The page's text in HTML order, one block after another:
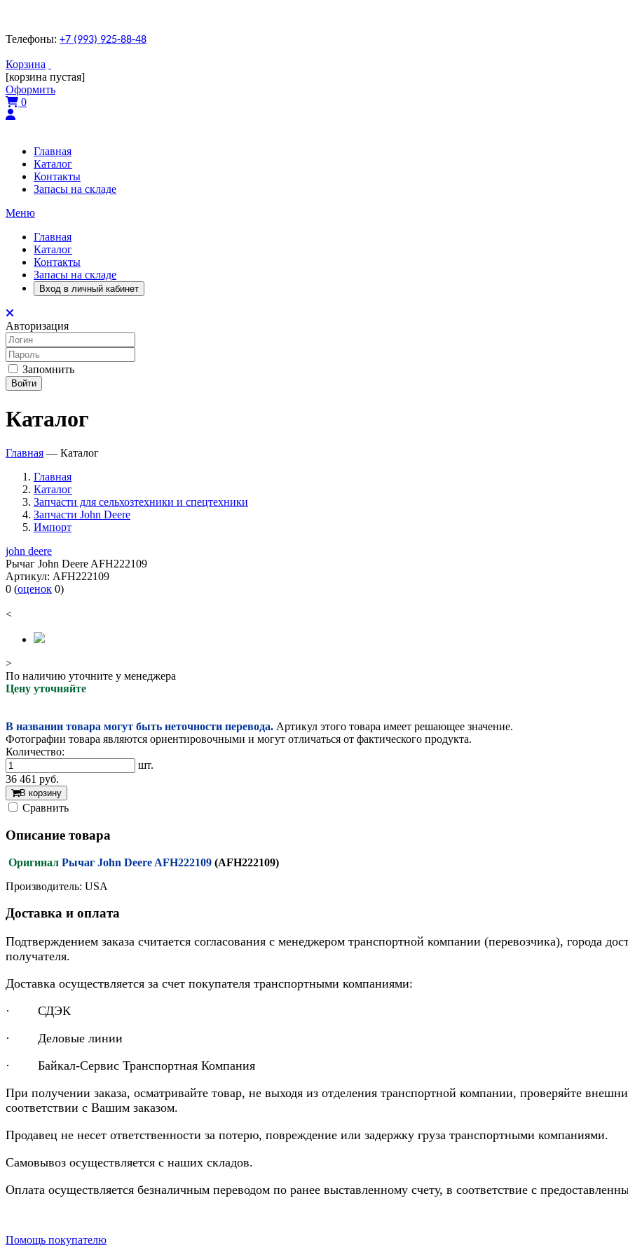
Телефоны: +7 (993) 925-88-48
Корзина
[корзина пустая]
Оформить
0
Главная
Каталог
Контакты
Запасы на складе
Меню
Главная
Каталог
Контакты
Запасы на складе
Вход в личный кабинет
Авторизация
Запомнить
Войти
Каталог
Главная — Каталог
Главная
Каталог
Запчасти для сельхозтехники и спецтехники
Запчасти John Deere
Импорт
john deere
Рычаг John Deere AFH222109
Артикул: AFH222109
0 (оценок 0)
<
>
По наличию уточните у менеджера
Цену уточняйте
В названии товара могут быть неточности перевода. Артикул этого товара имеет решающее значение.
Фотографии товара являются ориентировочными и могут отличаться от фактического продукта.
Количество:
шт.
36 461 руб.
В корзину
Cравнить
Описание товара
Оригинал Рычаг John Deere AFH222109 (AFH222109)
Производитель: USA
Доставка и оплата
Подтверждением заказа считается согласования с менеджером транспортной компании (перевозчика), города
получателя.
Доставка осуществляется за счет покупателя транспортными компаниями:
· СДЭК
· Деловые линии
· Байкал-Сервис Транспортная Компания
При получении заказа, осматривайте товар, не выходя из отделения транспортной компании, проверяйте
соответствии с Вашим заказом.
Продавец не несет ответственности за потерю, повреждение или задержку груза транспортными компаниями.
Самовывоз осуществляется с наших складов.
Оплата осуществляется безналичным переводом по ранее выставленному счету, в соответствие с
Помощь покупателю